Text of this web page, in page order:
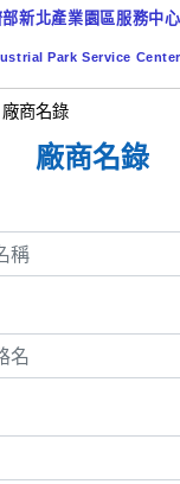
新北產業園區服務中心
Park Service Center
廠商名錄
廠商名錄